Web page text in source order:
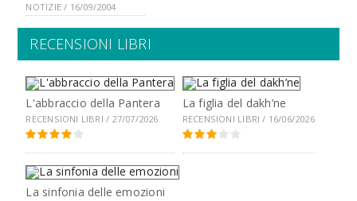
NOTIZIE / 16/09/2004
RECENSIONI LIBRI
L'abbraccio della Pantera
RECENSIONI LIBRI / 27/07/2026
La figlia del dakh’ne
RECENSIONI LIBRI / 16/06/2026
La sinfonia delle emozioni